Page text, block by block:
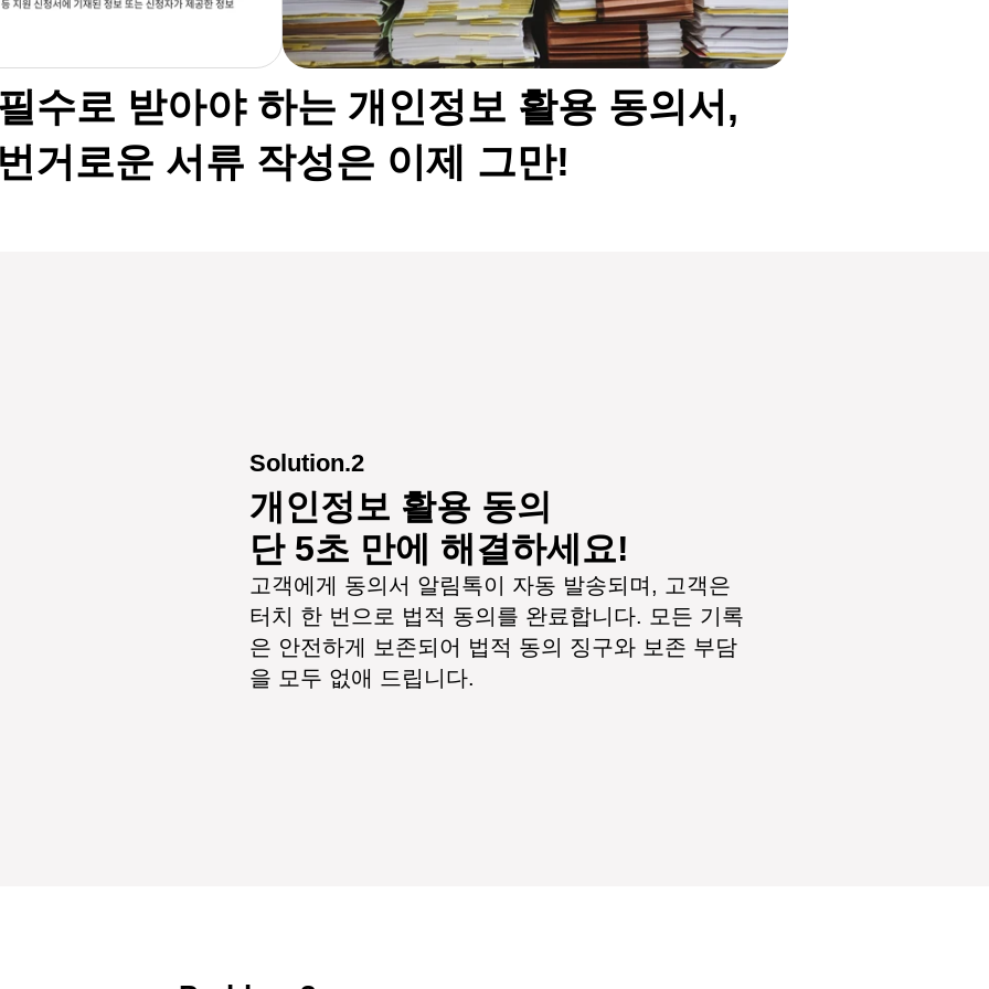
수로 받아야 하는 개인정보 활용 동의서,
거로운 서류 작성은 이제 그만!
Solution.2
개인정보 활용 동의
단 5초 만에 해결하세요!
고객에게 동의서 알림톡이 자동 발송되며, 고객은
터치 한 번으로 법적 동의를 완료합니다. 모든 기록
은 안전하게 보존되어 법적 동의 징구와 보존 부담
을 모두 없애 드립니다.